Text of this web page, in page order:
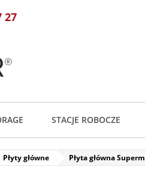
27
STACJE ROBOCZE
Płyty główne Płyta główna